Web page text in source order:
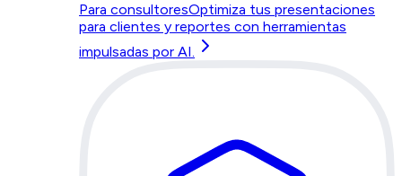
Para consultoresOptimiza tus presentaciones
para clientes y reportes con herramientas
impulsadas por AI.